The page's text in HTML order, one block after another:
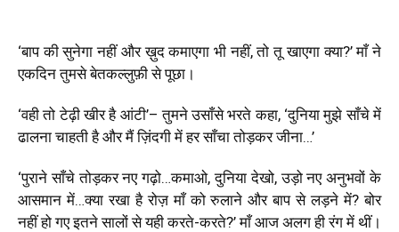
‘बाप की सुनेगा नहीं और ख़ुद कमाएगा भी नहीं, तो तू खाएगा क्या?’माँ ने
एकदिन तुमसे बेतकल्लुफ़ी से पूछा।
‘वही तो टेढ़ी खीर है आंटी’– तुमने उसाँसे भरते कहा, ‘दुनिया मुझे साँचे में
ढालना चाहती है और मैं ज़िंदगी में हर साँचा तोड़कर जीना…’
‘पुराने साँचे तोड़कर नए गढ़ो…कमाओ, दुनिया देखो, उड़ो नए अनुभवों के
आसमान में…क्या रखा है रोज़ माँ को रुलाने और बाप से लड़ने में? बोर
नहीं हो गए इतने सालों से यही करते-करते?’माँ आज अलग ही रंग में थीं।